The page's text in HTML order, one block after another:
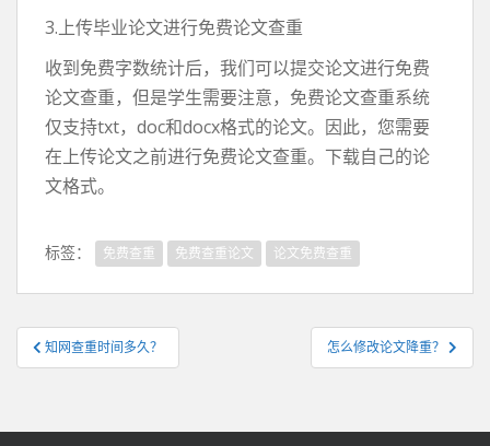
3.上传毕业论文进行免费论文查重
收到免费字数统计后，我们可以提交论文进行免费
论文查重，但是学生需要注意，免费论文查重系统
仅支持txt，doc和docx格式的论文。因此，您需要
在上传论文之前进行免费论文查重。下载自己的论
文格式。
标签： 免费查重 免费查重论文 论文免费查重
文
章
航
知网查重时间多久？ 怎么修改论文降重？